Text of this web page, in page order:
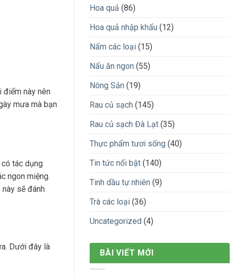
điểm này nên
mưa mà bạn
tác dụng
ngon miệng.
này sẽ đánh
Dưới đây là
Hoa quả (86)
Hoa quả nhập khẩu (12)
Nấm các loại (15)
Nấu ăn ngon (55)
Nông Sản (19)
Rau củ sạch (145)
Rau củ sạch Đà Lạt (35)
Thực phẩm tươi sống (40)
Tin tức nổi bật (140)
Tinh dầu tự nhiên (9)
Trà các loại (36)
Uncategorized (4)
BÀI VIẾT MỚI